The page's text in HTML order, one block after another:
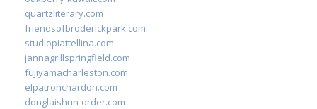
quartzliterary.com
friendsofbroderickpark.com
studiopiattellina.com
jannagrillspringfield.com
fujiyamacharleston.com
elpatronchardon.com
donglaishun-order.com